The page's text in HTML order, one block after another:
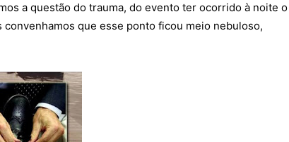
a questão do trauma, do evento ter ocorrido à noite o
que esse ponto ficou meio nebuloso,